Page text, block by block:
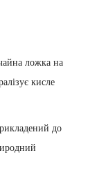
ложка на
кисле
до